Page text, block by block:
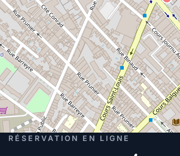
RÉSERVATION EN LIGNE